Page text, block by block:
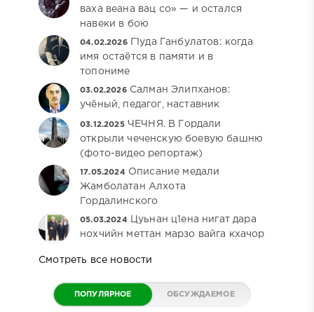
ваха веана вац со» — и остался
навеки в бою
04.02.2026
Г1уда Ганбулатов: когда
имя остаётся в памяти и в
топониме
03.02.2026 Салман Элипханов:
учёный, педагог, наставник
03.12.2025 ЧЕЧНЯ. В Гордали
открыли чеченскую боевую башню
(фото-видео репортаж)
17.05.2024 Описание медали
Жамболатан Алхота
Гордалинского
05.03.2024
Цуьнан ц1ена нигат дара
нохчийн меттан марзо вайга кхачор
Смотреть все новости
ПОПУЛЯРНОЕ ОБСУЖДАЕМОЕ